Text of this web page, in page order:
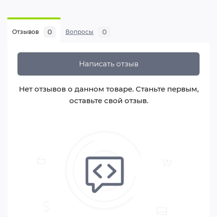
• Диаметр: 24 дюйма
• Обода: двойные алюминиевые
Специальная геометрия рамы для женской
Усиленная конструкция двойных ободьев
Отзывов 0 Вопросы 0
Написать отзыв
Нет отзывов о данном товаре. Станьте первым,
оставьте свой отзыв.